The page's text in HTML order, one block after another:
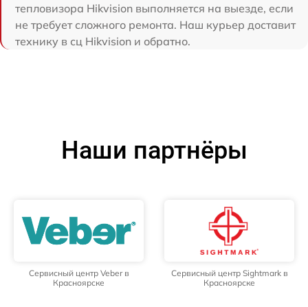
тепловизора Hikvision выполняется на выезде, если
не требует сложного ремонта. Наш курьер доставит
технику в сц Hikvision и обратно.
Наши партнёры
Сервисный центр Veber в
Красноярске
Сервисный центр Sightmark в
Красноярске